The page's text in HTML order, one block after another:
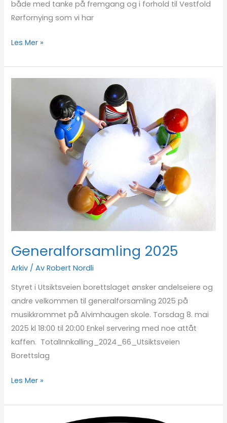
både med tanke på fremgang og i forhold til Vestfold
Rørfornying som vi har
Les Mer »
Generalforsamling 2025
Arkiv / Av Robert Nordli
Styret i Utsiktsveien borettslaget ønsker andelseiere og
andre velkommen til generalforsamling 2025 på
musikkrommet på Alvimhaugen skole. Torsdag 8. mai
2025 kl 18:00 til 20:00 Enkel servering med noe attåt
kaffen. TotalInnkalling_2024_66_Utsiktsveien
Borettslag
Les Mer »